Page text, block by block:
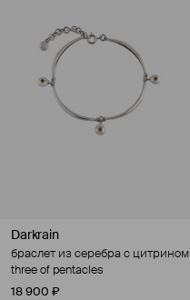
Darkrain
браслет из серебра с цитрином
three of pentacles
18 900 ₽